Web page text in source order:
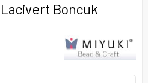
Boncuk